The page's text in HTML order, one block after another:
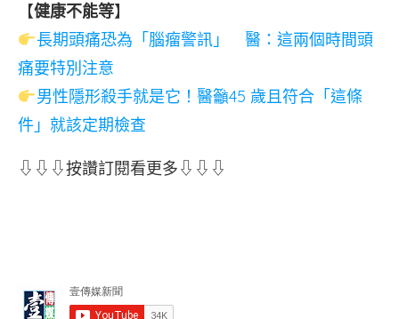
【健康不能等】
長期頭痛恐為「腦瘤警訊」 醫：這兩個時間頭
痛要特別注意
男性隱形殺手就是它！醫籲45 歲且符合「這條
件」就該定期檢查
⇩⇩⇩按讚訂閱看更多⇩⇩⇩